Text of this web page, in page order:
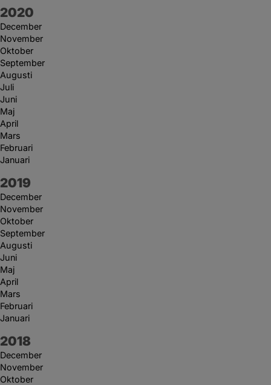
År:
2020
December
November
Oktober
September
Augusti
Juli
Juni
Maj
April
Mars
Februari
Januari
År:
2019
December
November
Oktober
September
Augusti
Juni
Maj
April
Mars
Februari
Januari
År:
2018
December
November
Oktober